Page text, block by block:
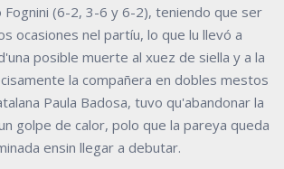
Fognini (6-2, 3-6 y 6-2), teniendo que ser
ocasiones nel partíu, lo que lu llevó a
posible muerte al xuez de siella y a la
la compañera en dobles mestos
Paula Badosa, tuvo qu'abandonar la
golpe de calor, polo que la pareya queda
ensin llegar a debutar.